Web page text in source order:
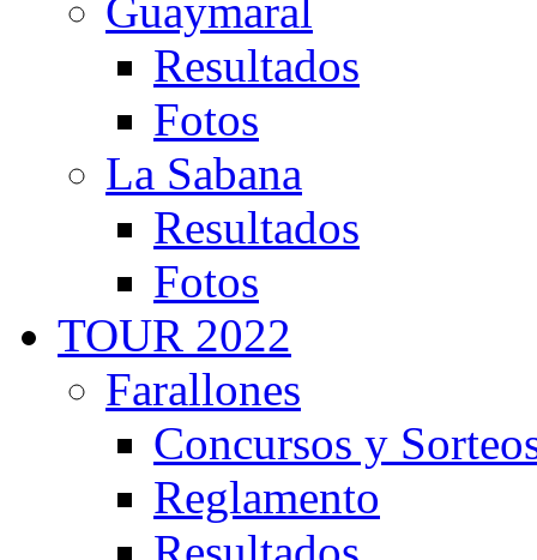
Guaymaral
Resultados
Fotos
La Sabana
Resultados
Fotos
TOUR 2022
Farallones
Concursos y
Reglamento